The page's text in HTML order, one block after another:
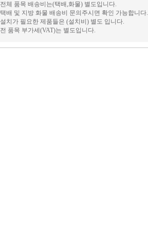
전체 품목 배송비는(택배,화물) 별도입니다.
택배 및 지방 화물 배송비 문의주시면 확인 가능합니다.
설치가 필요한 제품들은 (설치비) 별도 입니다.
전 품목 부가세(VAT)는 별도입니다.